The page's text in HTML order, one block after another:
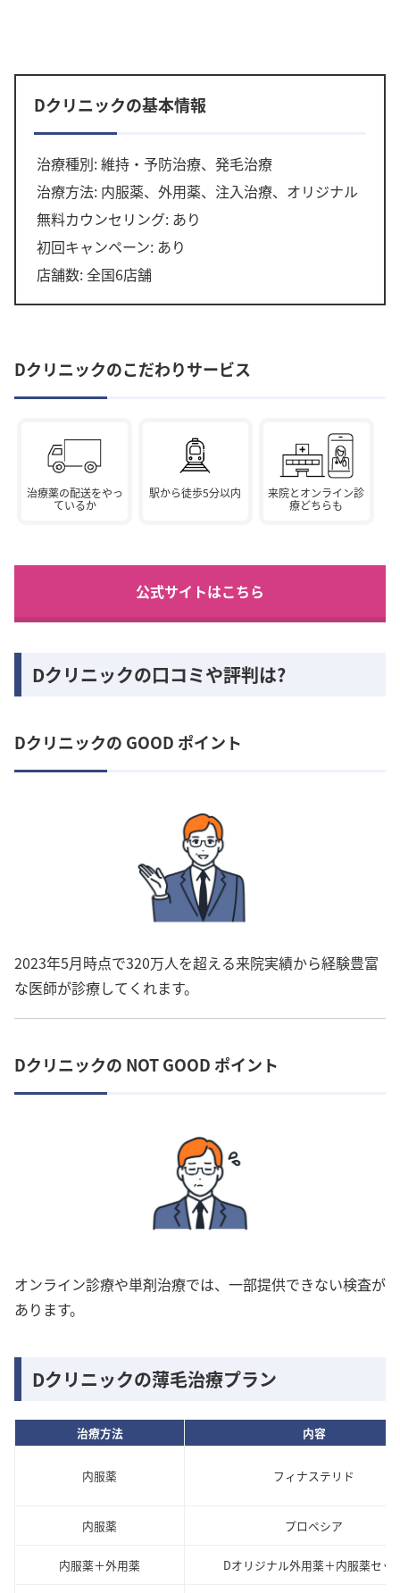
Dクリニックの基本情報
治療種別: 維持・予防治療、発毛治療
治療方法: 内服薬、外用薬、注入治療、オリジナル
無料カウンセリング: あり
初回キャンペーン: あり
店舗数: 全国6店舗
Dクリニックのこだわりサービス
治療薬の配送をやっ
ているか
駅から徒歩5分以内
来院とオンライン診
療どちらも
公式サイトはこちら
Dクリニックの口コミや評判は?
Dクリニックの GOOD ポイント
2023年5月時点で320万人を超える来院実績から経験豊富
な医師が診療してくれます。
Dクリニックの NOT GOOD ポイント
オンライン診療や単剤治療では、一部提供できない検査が
あります。
Dクリニックの薄毛治療プラン
治療方法 内容
内服薬 フィナステリド
内服薬 プロペシア
内服薬＋外用薬 Dオリジナル外用薬＋内服薬セッ